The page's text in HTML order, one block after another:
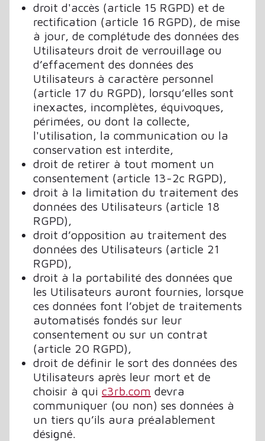
droit d'accès (article 15 RGPD) et de
rectification (article 16 RGPD), de mise
à jour, de complétude des données des
Utilisateurs droit de verrouillage ou
d’effacement des données des
Utilisateurs à caractère personnel
(article 17 du RGPD), lorsqu’elles sont
inexactes, incomplètes, équivoques,
périmées, ou dont la collecte,
l'utilisation, la communication ou la
conservation est interdite,
droit de retirer à tout moment un
consentement (article 13-2c RGPD),
droit à la limitation du traitement des
données des Utilisateurs (article 18
RGPD),
droit d’opposition au traitement des
données des Utilisateurs (article 21
RGPD),
droit à la portabilité des données que
les Utilisateurs auront fournies, lorsque
ces données font l’objet de traitements
automatisés fondés sur leur
consentement ou sur un contrat
(article 20 RGPD),
droit de définir le sort des données des
Utilisateurs après leur mort et de
choisir à qui c3rb.com devra
communiquer (ou non) ses données à
un tiers qu’ils aura préalablement
désigné.